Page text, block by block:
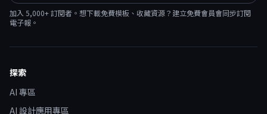
加入 5,000+ 訂閱者。想下載免費模板、收藏資源？建立免費會員會同步訂閱
電子報。
探索
AI 專區
AI 設計應用專區